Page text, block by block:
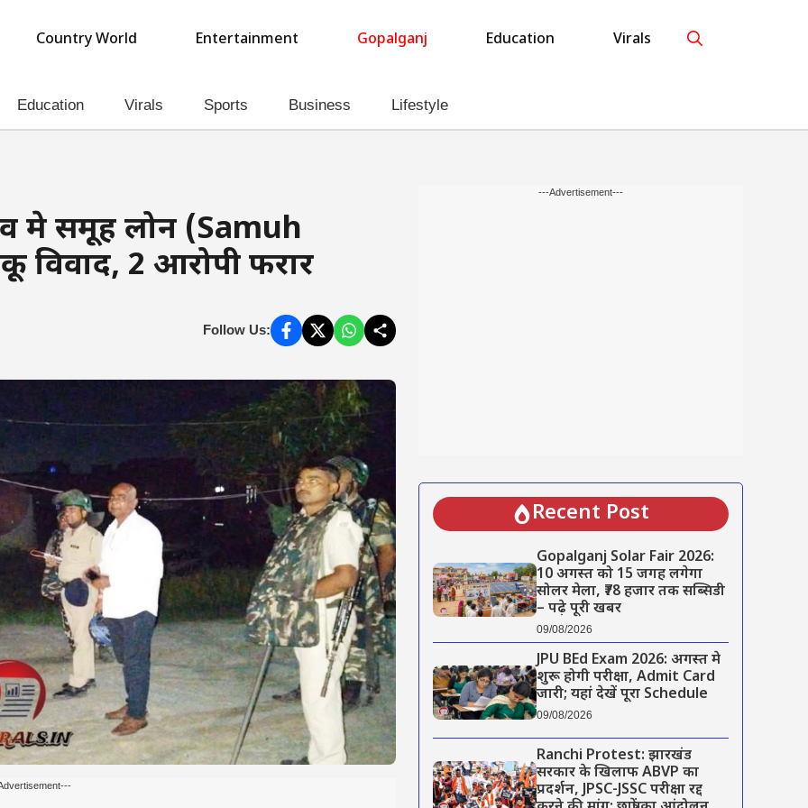
Country World Entertainment Gopalganj Education Virals
Education Virals Sports Business Lifestyle
मे समूह लोन (Samuh
विवाद, 2 आरोपी फरार
Follow Us:
---Advertisement---
Recent Post
Gopalganj Solar Fair 2026:
10 अगस्त को 15 जगह लगेगा
सोलर मेला, ₹78 हजार तक सब्सिडी
– पढ़े पूरी खबर
09/08/2026
JPU BEd Exam 2026: अगस्त मे
शुरू होगी परीक्षा, Admit Card
जारी; यहां देखें पूरा Schedule
09/08/2026
Ranchi Protest: झारखंड
सरकार के खिलाफ ABVP का
प्रदर्शन, JPSC-JSSC परीक्षा रद्द